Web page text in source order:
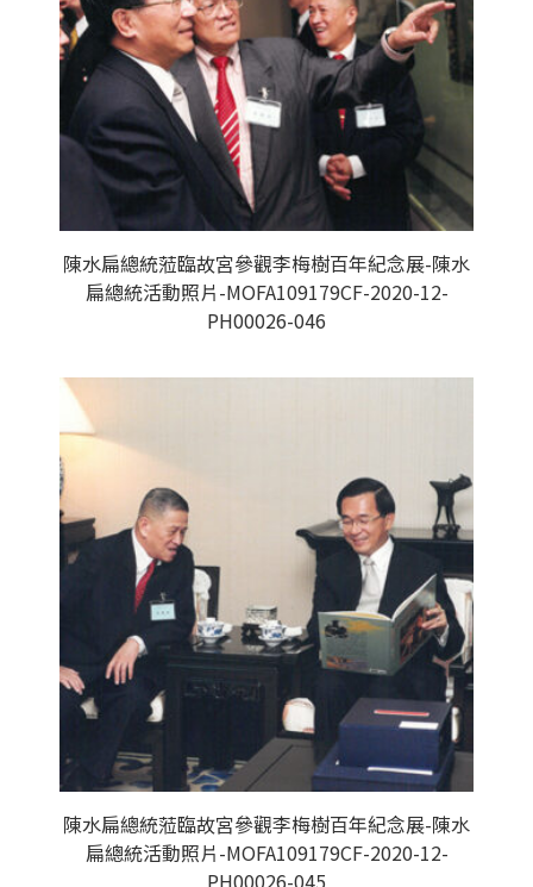
陳水扁總統蒞臨故宮參觀李梅樹百年紀念展-陳水
扁總統活動照片-MOFA109179CF-2020-12-
PH00026-046
陳水扁總統蒞臨故宮參觀李梅樹百年紀念展-陳水
扁總統活動照片-MOFA109179CF-2020-12-
PH00026-045